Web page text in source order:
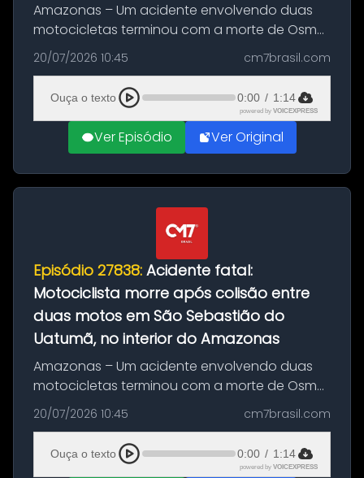
Amazonas – Um acidente envolvendo duas
motocicletas terminou com a morte de Osmar
Figueiredo de Souza, de 38 anos, no município
de São Sebastião do Uatumã, no interior do
Amazonas. A colisão ocorreu n...
20/07/2026 10:45 cm7brasil.com
Ouça o texto 0:00 / 1:14
powered by VOICEXPRESS
Ver Episódio Ver Original
Episódio 27838: Acidente fatal:
Motociclista morre após colisão entre
duas motos em São Sebastião do
Uatumã, no interior do Amazonas
Amazonas – Um acidente envolvendo duas
motocicletas terminou com a morte de Osmar
Figueiredo de Souza, de 38 anos, no município
de São Sebastião do Uatumã, no interior do
Amazonas. A colisão ocorreu n...
20/07/2026 10:45 cm7brasil.com
Ouça o texto 0:00 / 1:14
powered by VOICEXPRESS